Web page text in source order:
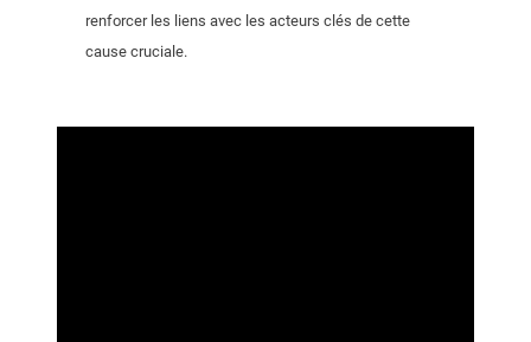
renforcer les liens avec les acteurs clés de cette
cause cruciale.